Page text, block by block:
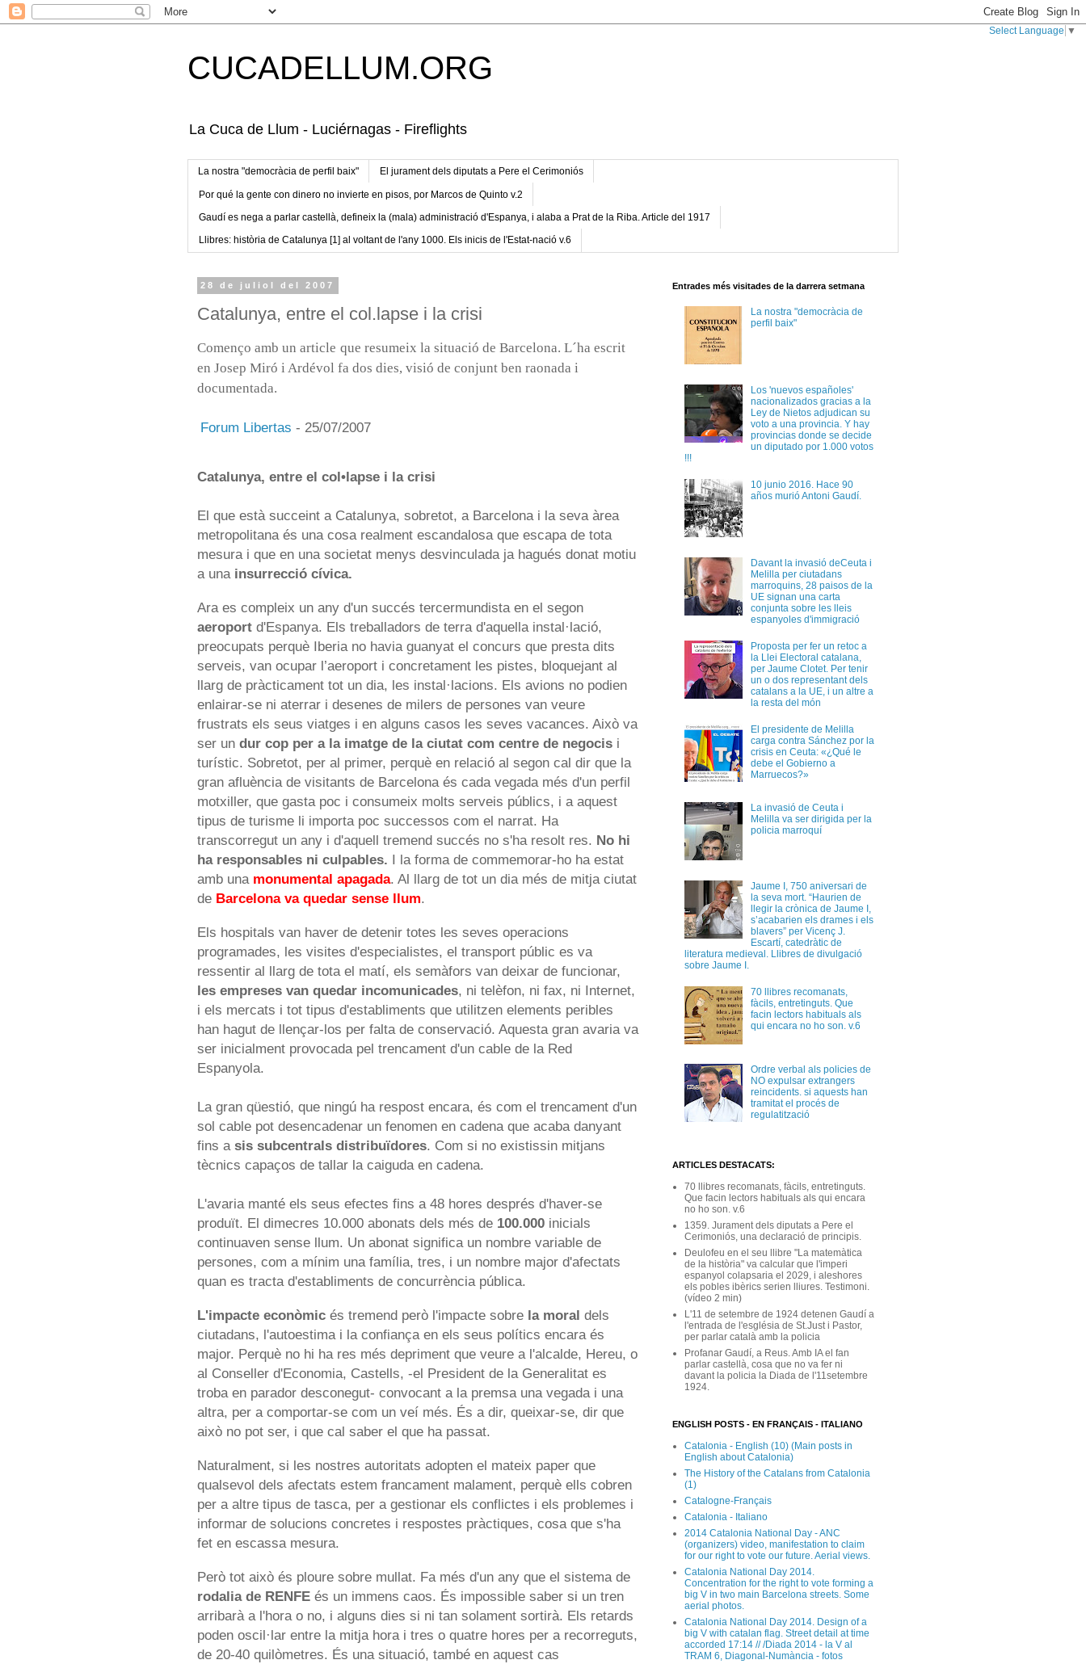
Select Language ▼
CUCADELLUM.ORG
La Cuca de Llum - Luciérnagas - Fireflights
La nostra "democràcia de perfil baix" El jurament dels diputats a Pere el Cerimoniós
Por qué la gente con dinero no invierte en pisos, por Marcos de Quinto v.2
Gaudí es nega a parlar castellà, defineix la (mala) administració d'Espanya, i alaba a Prat de la Riba. Article del 1917
Llibres: història de Catalunya [1] al voltant de l'any 1000. Els inicis de l'Estat-nació v.6
28 de juliol del 2007
Catalunya, entre el col.lapse i la crisi
Començo amb un article que resumeix la situació de Barcelona. L´ha escrit
en Josep Miró i Ardévol fa dos dies, visió de conjunt ben raonada i
documentada.
Forum Libertas - 25/07/2007
Catalunya, entre el col•lapse i la crisi
El que està succeint a Catalunya, sobretot, a Barcelona i la seva àrea
metropolitana és una cosa realment escandalosa que escapa de tota
mesura i que en una societat menys desvinculada ja hagués donat motiu
a una insurrecció cívica.
Ara es compleix un any d'un succés tercermundista en el segon
aeroport d'Espanya. Els treballadors de terra d'aquella instal·lació,
preocupats perquè Iberia no havia guanyat el concurs que presta dits
serveis, van ocupar l’aeroport i concretament les pistes, bloquejant al
llarg de pràcticament tot un dia, les instal·lacions. Els avions no podien
enlairar-se ni aterrar i desenes de milers de persones van veure
frustrats els seus viatges i en alguns casos les seves vacances. Això va
ser un dur cop per a la imatge de la ciutat com centre de negocis i
turístic. Sobretot, per al primer, perquè en relació al segon cal dir que la
gran afluència de visitants de Barcelona és cada vegada més d'un perfil
motxiller, que gasta poc i consumeix molts serveis públics, i a aquest
tipus de turisme li importa poc successos com el narrat. Ha
transcorregut un any i d'aquell tremend succés no s'ha resolt res. No hi
ha responsables ni culpables. I la forma de commemorar-ho ha estat
amb una monumental apagada. Al llarg de tot un dia més de mitja ciutat
de Barcelona va quedar sense llum.
Els hospitals van haver de detenir totes les seves operacions
programades, les visites d'especialistes, el transport públic es va
ressentir al llarg de tota el matí, els semàfors van deixar de funcionar,
les empreses van quedar incomunicades, ni telèfon, ni fax, ni Internet,
i els mercats i tot tipus d'establiments que utilitzen elements peribles
han hagut de llençar-los per falta de conservació. Aquesta gran avaria va
ser inicialment provocada pel trencament d'un cable de la Red
Espanyola.
La gran qüestió, que ningú ha respost encara, és com el trencament d'un
sol cable pot desencadenar un fenomen en cadena que acaba danyant
fins a sis subcentrals distribuïdores. Com si no existissin mitjans
tècnics capaços de tallar la caiguda en cadena.
L'avaria manté els seus efectes fins a 48 hores després d'haver-se
produït. El dimecres 10.000 abonats dels més de 100.000 inicials
continuaven sense llum. Un abonat significa un nombre variable de
persones, com a mínim una família, tres, i un nombre major d'afectats
quan es tracta d'establiments de concurrència pública.
L'impacte econòmic és tremend però l'impacte sobre la moral dels
ciutadans, l'autoestima i la confiança en els seus polítics encara és
major. Perquè no hi ha res més depriment que veure a l'alcalde, Hereu, o
al Conseller d'Economia, Castells, -el President de la Generalitat es
troba en parador desconegut- convocant a la premsa una vegada i una
altra, per a comportar-se com un veí més. És a dir, queixar-se, dir que
això no pot ser, i que cal saber el que ha passat.
Naturalment, si les nostres autoritats adopten el mateix paper que
qualsevol dels afectats estem francament malament, perquè ells cobren
per a altre tipus de tasca, per a gestionar els conflictes i els problemes i
informar de solucions concretes i respostes pràctiques, cosa que s'ha
fet en escassa mesura.
Però tot això és ploure sobre mullat. Fa més d'un any que el sistema de
rodalia de RENFE és un immens caos. És impossible saber si un tren
arribarà a l'hora o no, i alguns dies si ni tan solament sortirà. Els retards
poden oscil·lar entre la mitja hora i tres o quatre hores per a recorreguts,
de 20-40 quilòmetres. És una situació, també en aquest cas
Entrades més visitades de la darrera setmana
La nostra "democràcia de
perfil baix"
Los 'nuevos españoles'
nacionalizados gracias a la
Ley de Nietos adjudican su
voto a una provincia. Y hay
provincias donde se decide
un diputado por 1.000 votos
!!!
10 junio 2016. Hace 90
años murió Antoni Gaudí.
Davant la invasió deCeuta i
Melilla per ciutadans
marroquins, 28 paisos de la
UE signan una carta
conjunta sobre les lleis
espanyoles d'immigració
Proposta per fer un retoc a
la Llei Electoral catalana,
per Jaume Clotet. Per tenir
un o dos representant dels
catalans a la UE, i un altre a
la resta del món
El presidente de Melilla
carga contra Sánchez por la
crisis en Ceuta: «¿Qué le
debe el Gobierno a
Marruecos?»
La invasió de Ceuta i
Melilla va ser dirigida per la
policia marroquí
Jaume I, 750 aniversari de
la seva mort. “Haurien de
llegir la crònica de Jaume I,
s’acabarien els drames i els
blavers” per Vicenç J.
Escartí, catedràtic de
literatura medieval. Llibres de divulgació
sobre Jaume I.
70 llibres recomanats,
fàcils, entretinguts. Que
facin lectors habituals als
qui encara no ho son. v.6
Ordre verbal als policies de
NO expulsar extrangers
reincidents. si aquests han
tramitat el procés de
regulatització
ARTICLES DESTACATS:
70 llibres recomanats, fàcils, entretinguts.
Que facin lectors habituals als qui encara
no ho son. v.6
1359. Jurament dels diputats a Pere el
Cerimoniós, una declaració de principis.
Deulofeu en el seu llibre "La matemàtica
de la història" va calcular que l'imperi
espanyol colapsaria el 2029, i aleshores
els pobles ibèrics serien lliures. Testimoni.
(vídeo 2 min)
L'11 de setembre de 1924 detenen Gaudí a
l'entrada de l'església de St.Just i Pastor,
per parlar català amb la policia
Profanar Gaudí, a Reus. Amb IA el fan
parlar castellà, cosa que no va fer ni
davant la policia la Diada de l'11setembre
1924.
ENGLISH POSTS - EN FRANÇAIS - ITALIANO
Catalonia - English (10) (Main posts in
English about Catalonia)
The History of the Catalans from Catalonia
(1)
Catalogne-Français
Catalonia - Italiano
2014 Catalonia National Day - ANC
(organizers) video, manifestation to claim
for our right to vote our future. Aerial views.
Catalonia National Day 2014.
Concentration for the right to vote forming a
big V in two main Barcelona streets. Some
aerial photos.
Catalonia National Day 2014. Design of a
big V with catalan flag. Street detail at time
accorded 17:14 // /Diada 2014 - la V al
TRAM 6, Diagonal-Numància - fotos